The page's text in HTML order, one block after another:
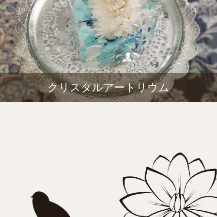
クリスタルアートリウム